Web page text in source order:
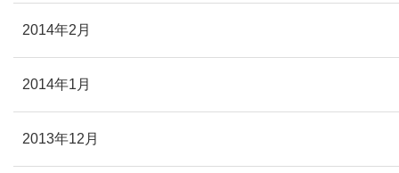
2014年2月
2014年1月
2013年12月